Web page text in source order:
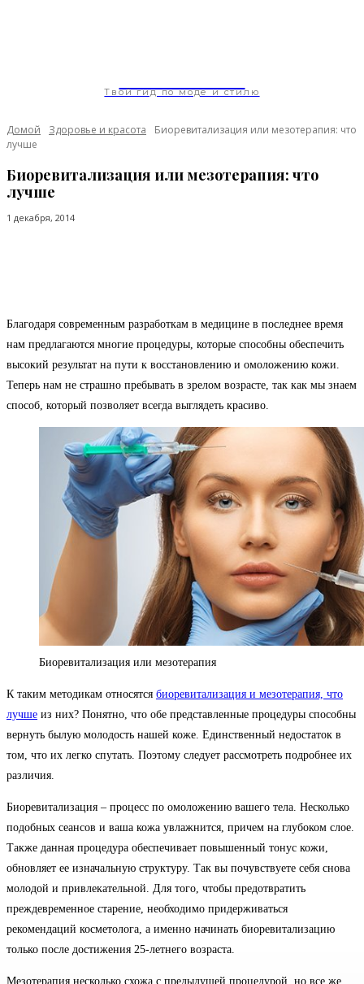
Твой гид по моде и стилю
Домой Здоровье и красота
Биоревитализация или мезотерапия: что
лучше
Биоревитализация или мезотерапия: что
лучше
1 декабря, 2014
Благодаря современным разработкам в медицине в последнее время
нам предлагаются многие процедуры, которые способны обеспечить
высокий результат на пути к восстановлению и омоложению кожи.
Теперь нам не страшно пребывать в зрелом возрасте, так как мы знаем
способ, который позволяет всегда выглядеть красиво.
Биоревитализация или мезотерапия
К таким методикам относятся биоревитализация и мезотерапия, что
лучше из них? Понятно, что обе представленные процедуры способны
вернуть былую молодость нашей коже. Единственный недостаток в
том, что их легко спутать. Поэтому следует рассмотреть подробнее их
различия.
Биоревитализация – процесс по омоложению вашего тела. Несколько
подобных сеансов и ваша кожа увлажнится, причем на глубоком слое.
Также данная процедура обеспечивает повышенный тонус кожи,
обновляет ее изначальную структуру. Так вы почувствуете себя снова
молодой и привлекательной. Для того, чтобы предотвратить
преждевременное старение, необходимо придерживаться
рекомендаций косметолога, а именно начинать биоревитализацию
только после достижения 25-летнего возраста.
Мезотерапия несколько схожа с предыдущей процедурой, но все же